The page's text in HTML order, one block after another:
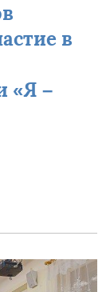
в
«Я –